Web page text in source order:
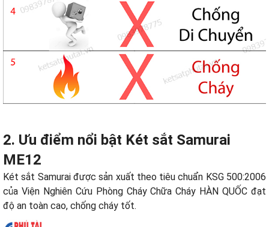
2. Ưu điểm nổi bật Két sắt Samurai
ME12
Két sắt Samurai được sản xuất theo tiêu chuẩn KSG 500:2006
của Viện Nghiên Cứu Phòng Cháy Chữa Cháy HÀN QUỐC đạt
độ an toàn cao, chống cháy tốt.